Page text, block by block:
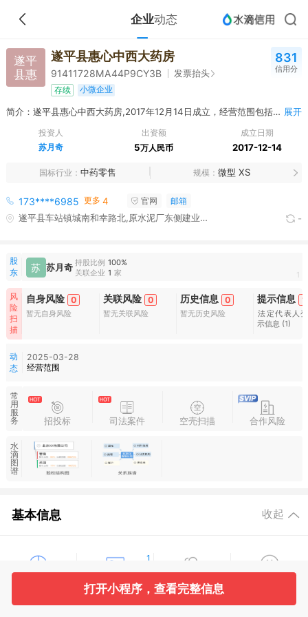
企业动态
遂平
县惠
遂平县惠心中西大药房
91411728MA44P9CY3B 发票抬头
存续 小微企业
831
信用分
简介：遂平县惠心中西大药房,2017年12月14日成立，经营范围包括许可项目：药品零售；第三类医疗器械经营（依法须经批准的项目，经相关部门批准后方可开展经营活动，具体经营项目以相关部门批准文件或许可证件为准）一般项目：第一类医疗器械销售；第二类医疗器械销售；日用百货销售；日用品销售；化妆品零售；食品销售（仅销售预包装食品）；保健食品（预包装）销售；婴幼儿配方乳粉及其他婴幼儿配方食品销售；特殊医学用途配方食品销售；农副产品销售；电子产品销售；医护人员防护用品零售；个人卫生用品销售；消毒剂销售（不含危险化学品）；卫生用品和一次性使用医疗用品销售；成人情趣用品销售（不含药品、医疗器械）（除依法须经批准的项目外，凭营业执照依法自主开展经营活动） 展开
投资人
苏月奇
出资额
5万人民币
成立日期
2017-12-14
国标行业 中药零售 规模 微型 XS
173****6985 更多 4 官网 邮箱
遂平县车站镇城南和幸路北,原水泥厂东侧建业森林半岛1幢108铺 -
股
东
苏 苏月奇 持股比例 100%
关联企业 1 家 1
风
险
扫
描
自身风险 0
暂无自身风险
关联风险 0
暂无关联风险
历史信息 0
暂无历史风险
提示信息 1
法定代表人
示信息 (1)
动
态
2025-03-28
经营范围
常
用
服
务
招投标 司法案件 空壳扫描 合作风险
水
滴
图
谱
基本信息 收起
1
股东信息 主要人员
打开小程序，查看完整信息